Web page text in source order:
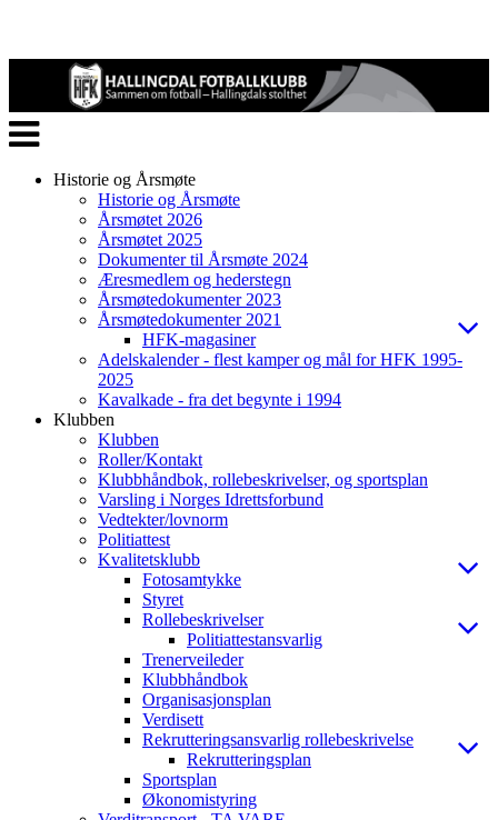
Veksle
navigasjon
Historie og Årsmøte
Historie og Årsmøte
Årsmøtet 2026
Årsmøtet 2025
Dokumenter til Årsmøte 2024
Æresmedlem og hederstegn
Årsmøtedokumenter 2023
Årsmøtedokumenter 2021
HFK-magasiner
Adelskalender - flest kamper og mål for HFK 1995-
2025
Kavalkade - fra det begynte i 1994
Klubben
Klubben
Roller/Kontakt
Klubbhåndbok, rollebeskrivelser, og sportsplan
Varsling i Norges Idrettsforbund
Vedtekter/lovnorm
Politiattest
Kvalitetsklubb
Fotosamtykke
Styret
Rollebeskrivelser
Politiattestansvarlig
Trenerveileder
Klubbhåndbok
Organisasjonsplan
Verdisett
Rekrutteringsansvarlig rollebeskrivelse
Rekrutteringsplan
Sportsplan
Økonomistyring